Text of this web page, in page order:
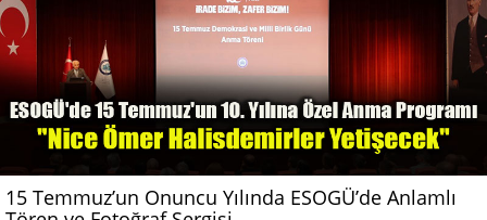
15 Temmuz’un Onuncu Yılında ESOGÜ’de Anlamlı